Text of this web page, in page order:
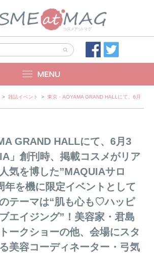
> 雑誌イベント > 東京・AOYAMA GRAND HALLにて、6月3日
GRAND HALLにて、6月3
」創刊時、掲載コスメがリア
気を博した”MAQUIAサロ
年を機に限定イベントとして
テーマは“肌も心も♡ハッピ
エイジング”！美容家・君島
ークショーの他、会場にスタ
美容コーディネーター・弓気